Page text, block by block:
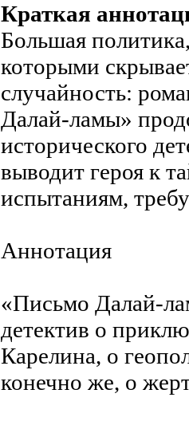
Краткая
Большая
которыми
случайность:
Далай-ламы»
исторического
выводит героя к
испытаниям,
Аннотация
«Письмо Далай-
детектив о
Карелина, о
конечно же, о